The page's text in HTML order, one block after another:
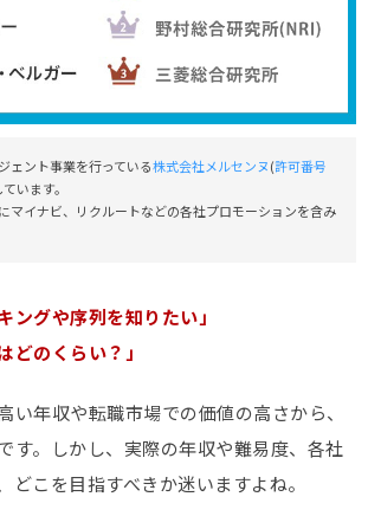
ェント事業を行っている株式会社メルセンヌ(許可番号
います。
マイナビ、リクルートなどの各社プロモーションを含み
ングや序列を知りたい」
どのくらい？」
い年収や転職市場での価値の高さから、
す。しかし、実際の年収や難易度、各社
どこを目指すべきか迷いますよね。